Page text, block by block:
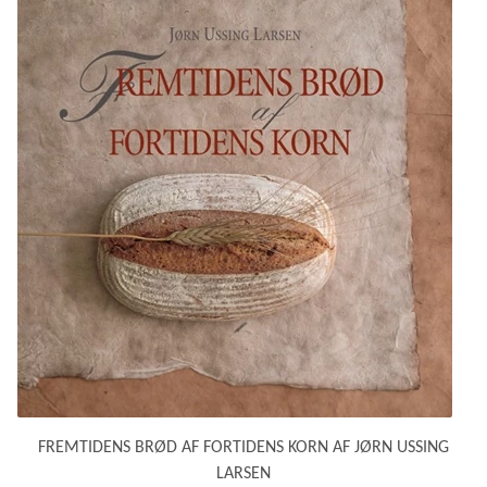
FREMTIDENS BRØD AF FORTIDENS KORN AF JØRN USSING
LARSEN